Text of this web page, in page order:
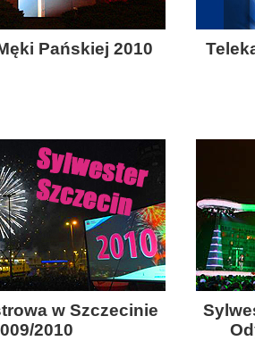
Pańskiej 2010
w Szczecinie
2010